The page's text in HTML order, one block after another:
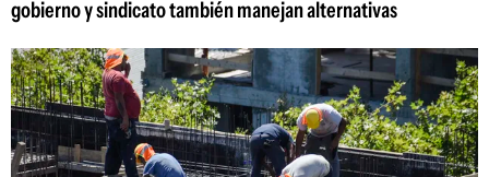
gobierno y sindicato también manejan alternativas